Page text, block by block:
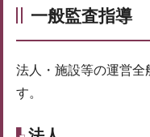
一般監査指導
法人・施設等の運営全
す。